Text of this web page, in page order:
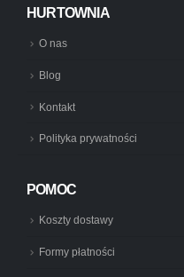
HURTOWNIA
O nas
Blog
Kontakt
Polityka prywatności
POMOC
Koszty dostawy
Formy płatności